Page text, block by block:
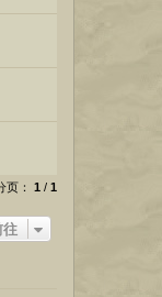
页： 1 / 1
往